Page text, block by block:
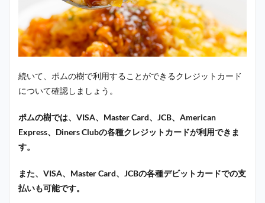
続いて、ポムの樹で利用することができるクレジットカード
について確認しましょう。
ポムの樹では、VISA、Master Card、JCB、American
Express、Diners Clubの各種クレジットカードが利用できま
す。
また、VISA、Master Card、JCBの各種デビットカードでの支
払いも可能です。